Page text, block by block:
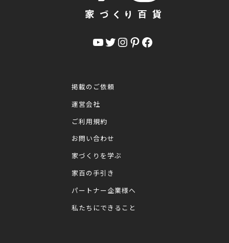
YouTube Twitter InstagramPinterest Facebook
掲載のご依頼
運営会社
ご利用規約
お問い合わせ
家づくりを学ぶ
家百の手引き
パートナー企業様へ
私たちにできること